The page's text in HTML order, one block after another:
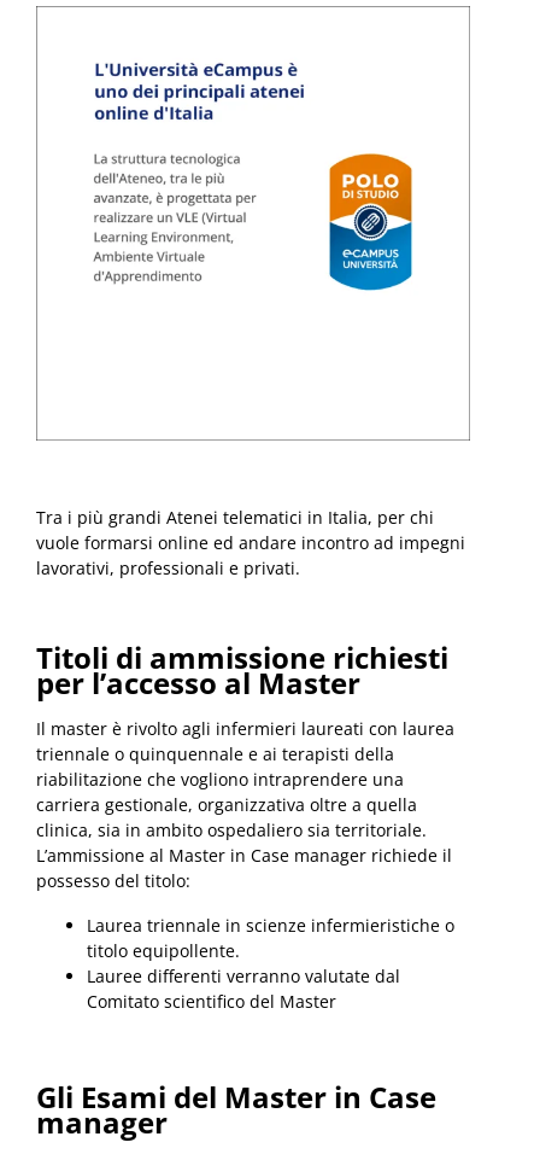
Tra i più grandi Atenei telematici in Italia, per chi
vuole formarsi online ed andare incontro ad impegni
lavorativi, professionali e privati.
Titoli di ammissione richiesti
per l’accesso al Master
Il master è rivolto agli infermieri laureati con laurea
triennale o quinquennale e ai terapisti della
riabilitazione che vogliono intraprendere una
carriera gestionale, organizzativa oltre a quella
clinica, sia in ambito ospedaliero sia territoriale.
L’ammissione al Master in Case manager richiede il
possesso del titolo:
Laurea triennale in scienze infermieristiche o
titolo equipollente.
Lauree differenti verranno valutate dal
Comitato scientifico del Master
Gli Esami del Master in Case
manager